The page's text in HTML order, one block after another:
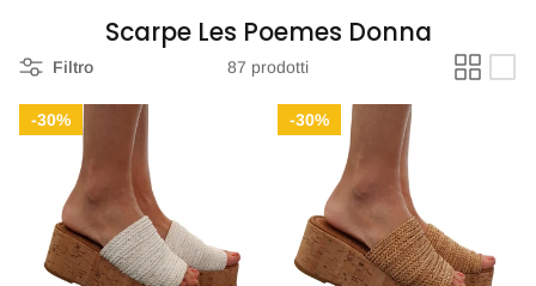
Scarpe Les Poemes Donna
Filtro 87 prodotti
30% 30%